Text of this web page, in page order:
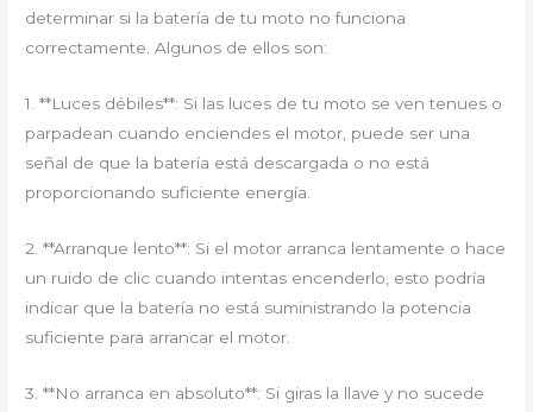
determinar si la batería de tu moto no funciona
correctamente. Algunos de ellos son:
1. **Luces débiles**: Si las luces de tu moto se ven tenues o
parpadean cuando enciendes el motor, puede ser una
señal de que la batería está descargada o no está
proporcionando suficiente energía.
2. **Arranque lento**: Si el motor arranca lentamente o hace
un ruido de clic cuando intentas encenderlo, esto podría
indicar que la batería no está suministrando la potencia
suficiente para arrancar el motor.
3. **No arranca en absoluto**: Si giras la llave y no sucede